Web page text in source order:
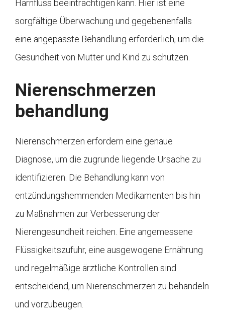
Harnfluss beeinträchtigen kann. Hier ist eine
sorgfältige Überwachung und gegebenenfalls
eine angepasste Behandlung erforderlich, um die
Gesundheit von Mutter und Kind zu schützen.
Nierenschmerzen
behandlung
Nierenschmerzen erfordern eine genaue
Diagnose, um die zugrunde liegende Ursache zu
identifizieren. Die Behandlung kann von
entzündungshemmenden Medikamenten bis hin
zu Maßnahmen zur Verbesserung der
Nierengesundheit reichen. Eine angemessene
Flüssigkeitszufuhr, eine ausgewogene Ernährung
und regelmäßige ärztliche Kontrollen sind
entscheidend, um Nierenschmerzen zu behandeln
und vorzubeugen.